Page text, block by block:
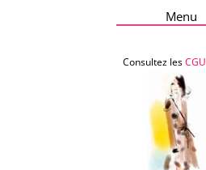
Menu
Consultez lesCGU